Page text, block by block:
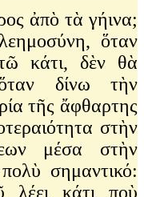
ἀπὸ τὰ γήινα;
ὅταν
κάτι, δὲν θὰ
δίνω τὴν
τῆς ἄφθαρτης
στὴν
μέσα στὴν
σημαντικό:
λέει κάτι ποὺ